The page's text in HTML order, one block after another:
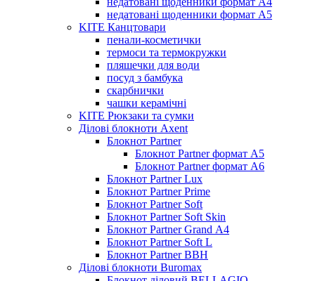
недатовані щоденники формат А5
KITE Канцтовари
пенали-косметички
термоси та термокружки
пляшечки для води
посуд з бамбука
скарбнички
чашки керамічні
KITE Рюкзаки та сумки
Ділові блокноти Axent
Блокнот Partner
Блокнот Partner формат А5
Блокнот Partner формат А6
Блокнот Partner Lux
Блокнот Partner Prime
Блокнот Partner Soft
Блокнот Partner Soft Skin
Блокнот Partner Grand А4
Блокнот Partner Soft L
Блокнот Partner BBH
Ділові блокноти Buromax